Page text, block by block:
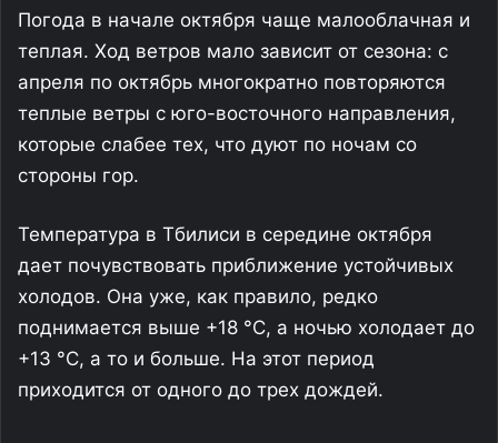
Погода в начале октября чаще малооблачная и
теплая. Ход ветров мало зависит от сезона: с
апреля по октябрь многократно повторяются
теплые ветры с юго-восточного направления,
которые слабее тех, что дуют по ночам со
стороны гор.
Температура в Тбилиси в середине октября
дает почувствовать приближение устойчивых
холодов. Она уже, как правило, редко
поднимается выше +18 °C, а ночью холодает до
+13 °C, а то и больше. На этот период
приходится от одного до трех дождей.